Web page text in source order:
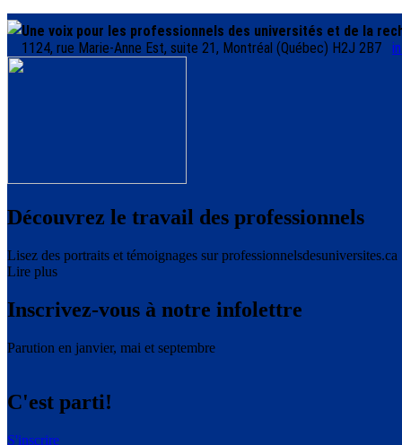
Une voix pour les professionnels des universités et de la
1124, rue Marie-Anne Est, suite 21, Montréal (Québec) H2J 2B7
Découvrez le travail des professionnels
Lisez des portraits et témoignages sur professionnelsdesuniversites.ca
Lire plus
Inscrivez-vous à notre infolettre
Parution en janvier, mai et septembre
C'est parti!
S'inscrire